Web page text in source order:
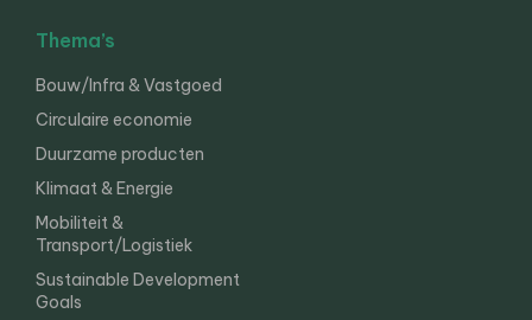
Thema’s
Bouw/Infra & Vastgoed
Circulaire economie
Duurzame producten
Klimaat & Energie
Mobiliteit &
Transport/Logistiek
Sustainable Development
Goals